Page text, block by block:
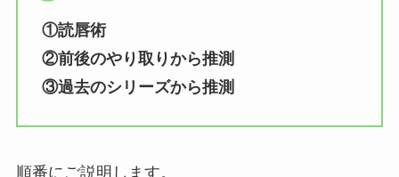
①読唇術
②前後のやり取りから推測
③過去のシリーズから推測
順番にご説明します。